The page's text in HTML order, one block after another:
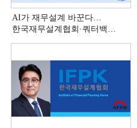
AI가 재무설계 바꾼다…
한국재무설계협회·쿼터백